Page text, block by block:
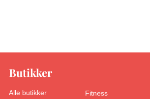
Butikker
Alle butikker
Fitness